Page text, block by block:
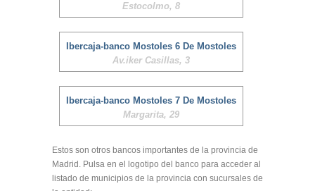
Estocolmo, 8
Ibercaja-banco Mostoles 6 De Mostoles
Av.iker Casillas, 3
Ibercaja-banco Mostoles 7 De Mostoles
Margarita, 29
Estos son otros bancos importantes de la provincia de
Madrid. Pulsa en el logotipo del banco para acceder al
listado de municipios de la provincia con sucursales de